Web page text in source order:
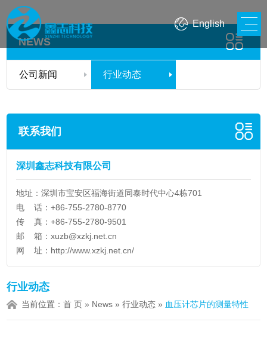
English
NEWS
公司新闻 行业动态
联系我们
深圳鑫志科技有限公司
地址：深圳市宝安区福海街道同泰时代中心4栋701
电 话：+86-755-2780-8770
传 真：+86-755-2780-9501
邮 箱：xuzb@xzkj.net.cn
网 址： http://www.xzkj.net.cn/
行业动态
当前位置：首 页 » News »行业动态 » 血压计芯片的测量特性